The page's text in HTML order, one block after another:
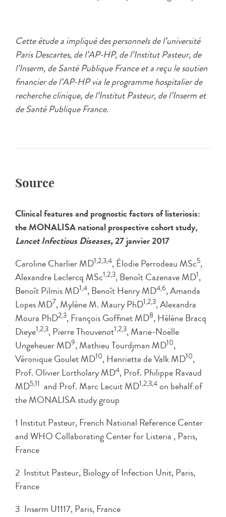
Cette étude a impliqué des personnels de l’université
Paris Descartes, de l’AP-HP, de l’Institut Pasteur, de
l’Inserm, de Santé Publique France et a reçu le soutien
financier de l’AP-HP via le programme hospitalier de
recherche clinique, de l’Institut Pasteur, de l’Inserm et
de Santé Publique France.
Source
Clinical features and prognostic factors of listeriosis:
the MONALISA national prospective cohort study,
Lancet Infectious Diseases,27 janvier 2017
Caroline Charlier MD1,2,3,4, Élodie Perrodeau MSc5,
Alexandre Leclercq MSc1,2,3, Benoît Cazenave MD1,
Benoît Pilmis MD1,4, Benoît Henry MD4,6, Amanda
Lopes MD7, Mylène M. Maury PhD1,2,3, Alexandra
Moura PhD2,3, François Goffinet MD8, Hélène Bracq
Dieye1,2,3, Pierre Thouvenot1,2,3, Marie-Noëlle
Ungeheuer MD9, Mathieu Tourdjman MD10,
Véronique Goulet MD10, Henriette de Valk MD10,
Prof. Olivier Lortholary MD4, Prof. Philippe Ravaud
MD5,11 and Prof. Marc Lecuit MD1,2,3,4 on behalf of
the MONALISA study group
1 Institut Pasteur, French National Reference Center
and WHO Collaborating Center for Listeria , Paris,
France
2 Institut Pasteur, Biology of Infection Unit, Paris,
France
3 Inserm U1117, Paris, France